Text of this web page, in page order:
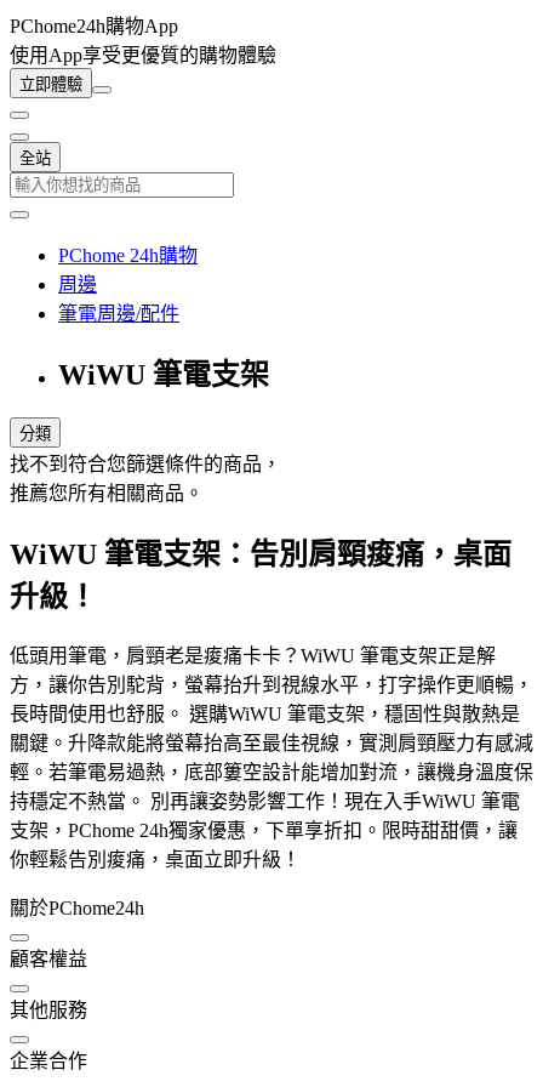
PChome24h購物App
使用App享受更優質的購物體驗
立即體驗
全站
PChome 24h購物
周邊
筆電周邊/配件
WiWU 筆電支架
分類
找不到符合您篩選條件的商品，
推薦您所有相關商品。
WiWU 筆電支架：告別肩頸痠痛，桌面
升級！
低頭用筆電，肩頸老是痠痛卡卡？WiWU 筆電支架正是解
方，讓你告別駝背，螢幕抬升到視線水平，打字操作更順暢，
長時間使用也舒服。 選購WiWU 筆電支架，穩固性與散熱是
關鍵。升降款能將螢幕抬高至最佳視線，實測肩頸壓力有感減
輕。若筆電易過熱，底部簍空設計能增加對流，讓機身溫度保
持穩定不熱當。 別再讓姿勢影響工作！現在入手WiWU 筆電
支架，PChome 24h獨家優惠，下單享折扣。限時甜甜價，讓
你輕鬆告別痠痛，桌面立即升級！
關於PChome24h
顧客權益
其他服務
企業合作